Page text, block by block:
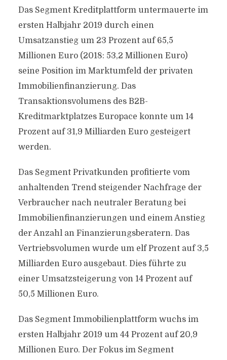
Das Segment Kreditplattform untermauerte im
ersten Halbjahr 2019 durch einen
Umsatzanstieg um 23 Prozent auf 65,5
Millionen Euro (2018: 53,2 Millionen Euro)
seine Position im Marktumfeld der privaten
Immobilienfinanzierung. Das
Transaktionsvolumens des B2B-
Kreditmarktplatzes Europace konnte um 14
Prozent auf 31,9 Milliarden Euro gesteigert
werden.
Das Segment Privatkunden profitierte vom
anhaltenden Trend steigender Nachfrage der
Verbraucher nach neutraler Beratung bei
Immobilienfinanzierungen und einem Anstieg
der Anzahl an Finanzierungsberatern. Das
Vertriebsvolumen wurde um elf Prozent auf 3,5
Milliarden Euro ausgebaut. Dies führte zu
einer Umsatzsteigerung von 14 Prozent auf
50,5 Millionen Euro.
Das Segment Immobilienplattform wuchs im
ersten Halbjahr 2019 um 44 Prozent auf 20,9
Millionen Euro. Der Fokus im Segment